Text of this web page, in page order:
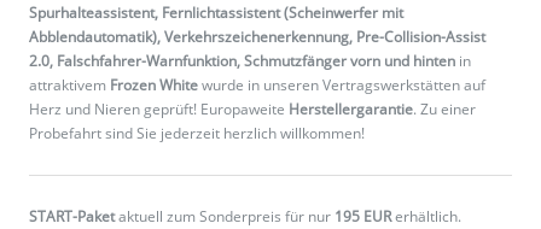
Spurhalteassistent, Fernlichtassistent (Scheinwerfer mit
Abblendautomatik), Verkehrszeichenerkennung, Pre-Collision-Assist
2.0, Falschfahrer-Warnfunktion, Schmutzfänger vorn und hinten in
attraktivem Frozen Whitewurde in unseren Vertragswerkstätten auf
Herz und Nieren geprüft! Europaweite Herstellergarantie. Zu einer
Probefahrt sind Sie jederzeit herzlich willkommen!
START-Paketaktuell zum Sonderpreis für nur 195 EURerhältlich.